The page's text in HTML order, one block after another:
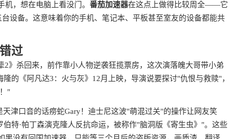
，想在电脑上看没门。 番茄加速器在这点上做得比较周全——它
设备。这意味着你的手机、笔记本、平板甚至室友的设备都能共
过
》杀回来，前作靠小人物逆袭狂揽票房，这次演落魄大哥带小弟
的《阿凡达3：火与灰》12月上映，导演说要探讨"仇恨与救赎"，
"
津口音的话痨蛇Gary！迪士尼这波"萌混过关"的操作让网友笑
特·帕丁森演克隆人反抗命运，被称作"脑洞版《寄生虫》"。这些